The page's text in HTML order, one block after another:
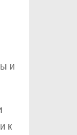
и
к